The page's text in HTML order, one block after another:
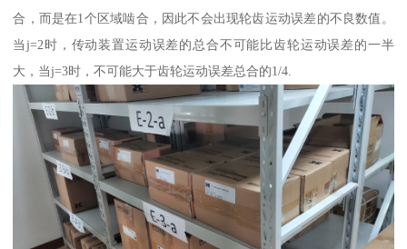
合，而是在1个区域啮合，因此不会出现轮齿运动误差的不良数值。
当j=2时，传动装置运动误差的总合不可能比齿轮运动误差的一半
大，当j=3时，不可能大于齿轮运动误差总合的1/4.